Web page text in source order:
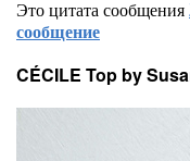
Это цитата сообщения
сообщение
CÉCILE Top by